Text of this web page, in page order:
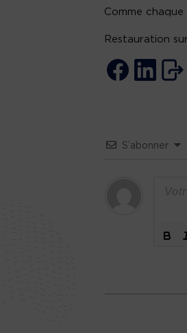
Comme
Restauration
S’abonner